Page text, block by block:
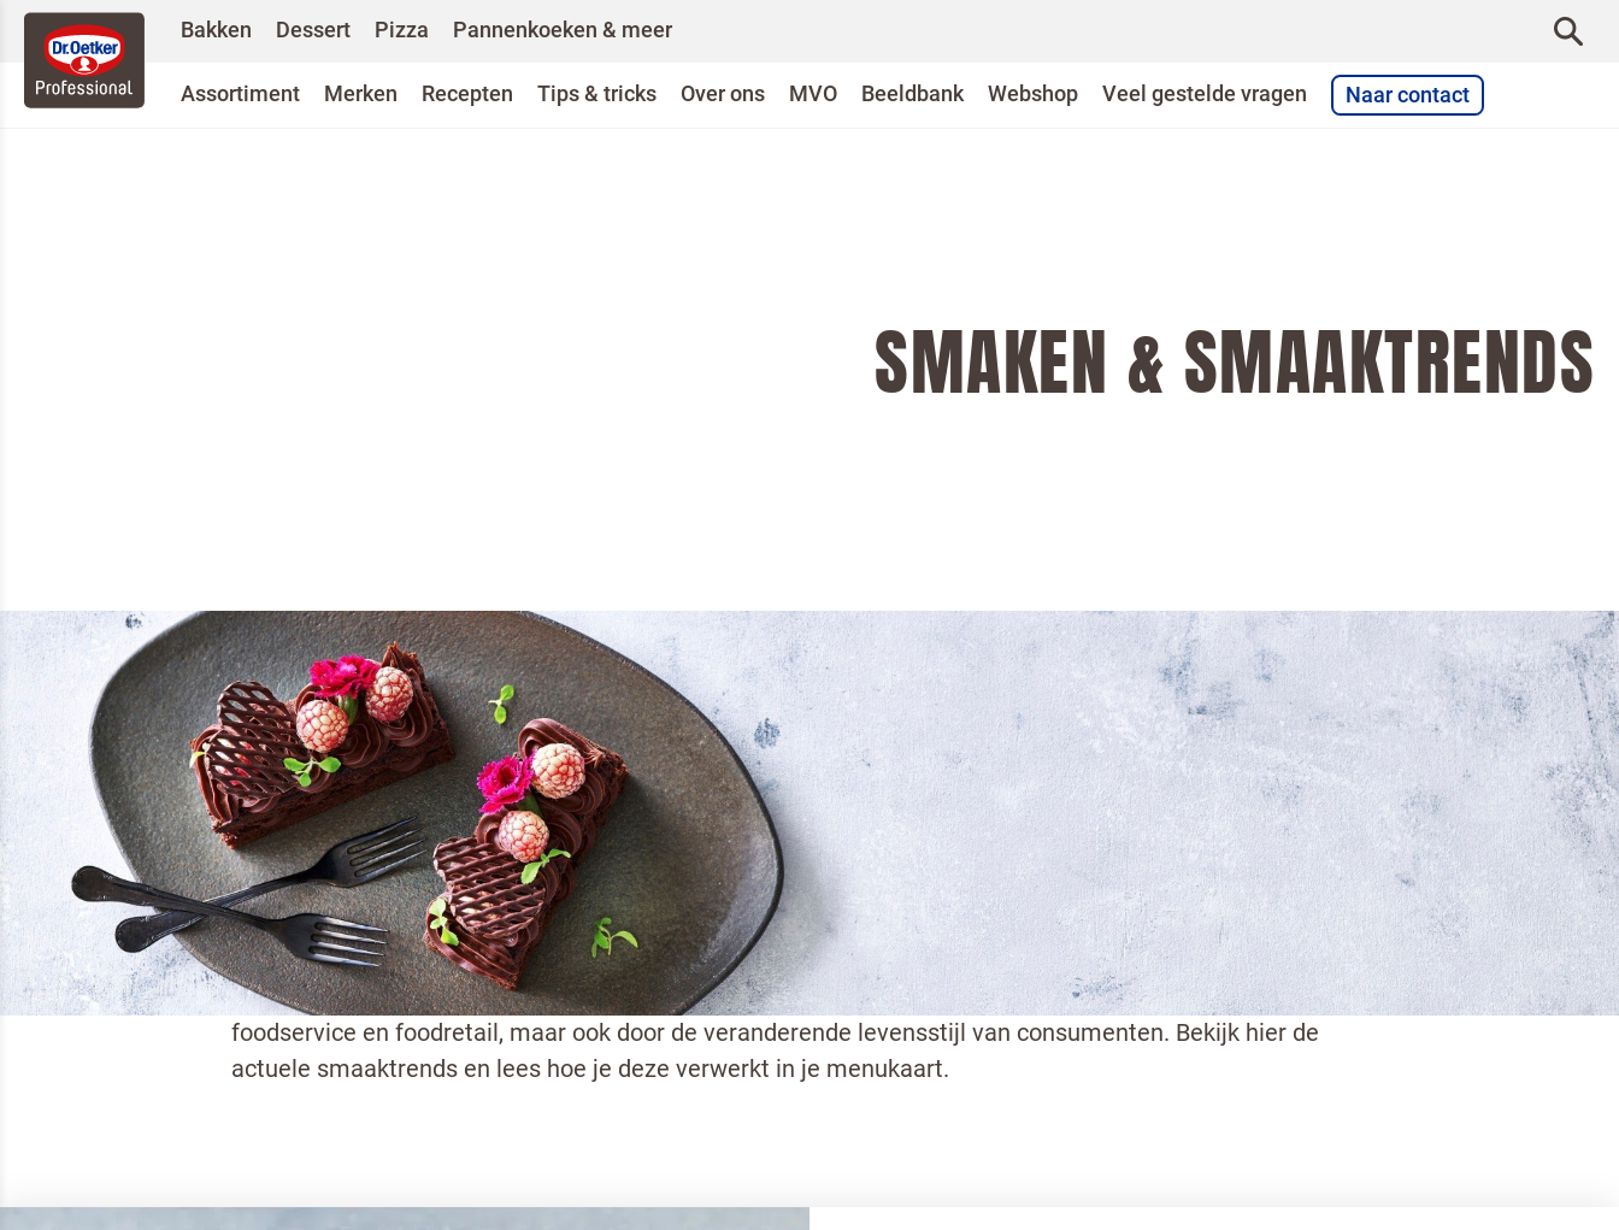
Bakken Dessert Pizza Pannenkoeken & meer
Assortiment Merken Recepten Tips & tricks Over ons MVO Beeldbank Webshop Veel gestelde vragen Naar contact
SMAKEN & SMAAKTRENDS
TIPS & TRICKS / INSPIRATIE/SMAAKTRENDS
LAAT HET SMAKEN
Onze smaakvoorkeuren veranderen door de tijd heen. Dit komt door de ontwikkelingen in de wereld van
foodservice en foodretail, maar ook door de veranderende levensstijl van consumenten. Bekijk hier de
actuele smaaktrends en lees hoe je deze verwerkt in je menukaart.